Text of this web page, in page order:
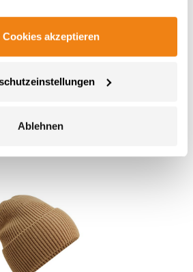
Cookies akzeptieren
Ablehnen
Mütze
g/m²Materialzusammensetzung: 95%
40472 Düsseldorf Deutschland E-Mail: info@promodoro.de